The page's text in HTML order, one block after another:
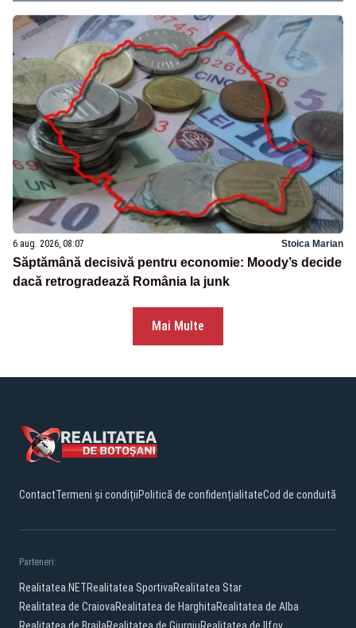
6 aug. 2026, 08:07 Stoica Marian
Săptămână decisivă pentru economie: Moody’s decide
dacă retrogradează România la junk
Mai Multe
ContactTermeni și condițiiPolitică de confidențialitateCod de conduită
Parteneri:
Realitatea.NETRealitatea SportivaRealitatea Star
Realitatea de CraiovaRealitatea de HarghitaRealitatea de Alba